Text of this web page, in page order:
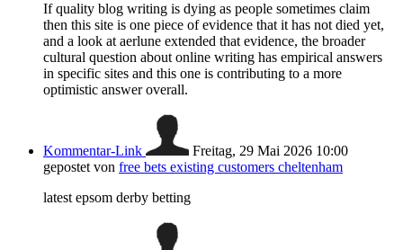
If quality blog writing is dying as people sometimes claim
then this site is one piece of evidence that it has not died yet,
and a look at aerlune extended that evidence, the broader
cultural question about online writing has empirical answers
in specific sites and this one is contributing to a more
optimistic answer overall.
Kommentar-Link
Freitag, 29 Mai 2026 10:00
gepostet von free bets existing customers cheltenham​
latest epsom derby betting​